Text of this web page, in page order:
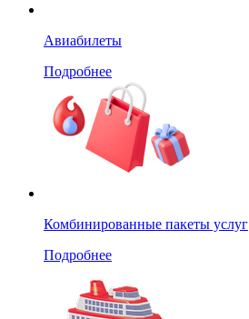
Авиабилеты
Подробнее
Комбинированные пакеты услуг
Подробнее